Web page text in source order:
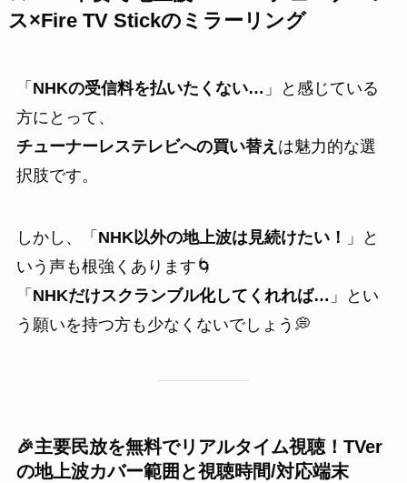
ス×Fire TV Stickのミラーリング
「 NHKの受信料を払いたくない… 」と感じている
方にとって、
チューナーレステレビへの買い替え は魅力的な選
択肢です。
しかし、「 NHK以外の地上波は見続けたい！
」と
いう声も根強くあります🌀
「 NHKだけスクランブル化してくれれば… 」とい
う願いを持つ方も少なくないでしょう💭
🎉主要民放を無料でリアルタイム視聴！TVer
の地上波カバー範囲と視聴時間/対応端末